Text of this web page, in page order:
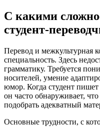
С какими
студент-
Перевод и межкультурная
специальность. Здесь
грамматику. Требуется
носителей, умение
юмор. Когда студент
он часто обнаруживает,
подобрать адекватный
Основные трудности, с